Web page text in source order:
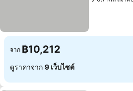
จาก ฿10,212
ดูราคาจาก 9 เว็บไซต์